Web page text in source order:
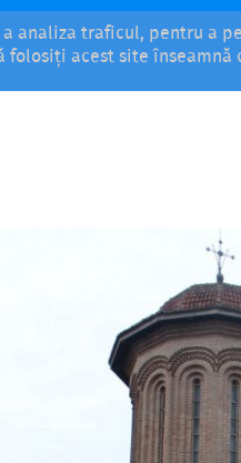
analiza traficul, pentru a
acest site înseamnă